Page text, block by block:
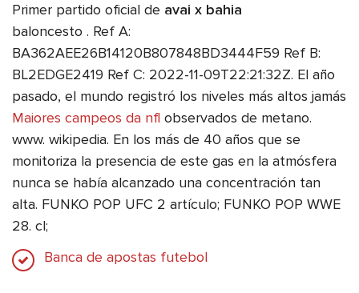
Primer partido oficial de avai x bahia
baloncesto . Ref A:
BA362AEE26B14120B807848BD3444F59 Ref B:
BL2EDGE2419 Ref C: 2022-11-09T22:21:32Z. El año
pasado, el mundo registró los niveles más altos jamás
Maiores campeos da nfl observados de metano.
www. wikipedia. En los más de 40 años que se
monitoriza la presencia de este gas en la atmósfera
nunca se había alcanzado una concentración tan
alta. FUNKO POP UFC 2 artículo; FUNKO POP WWE
28. cl;
Banca de apostas futebol